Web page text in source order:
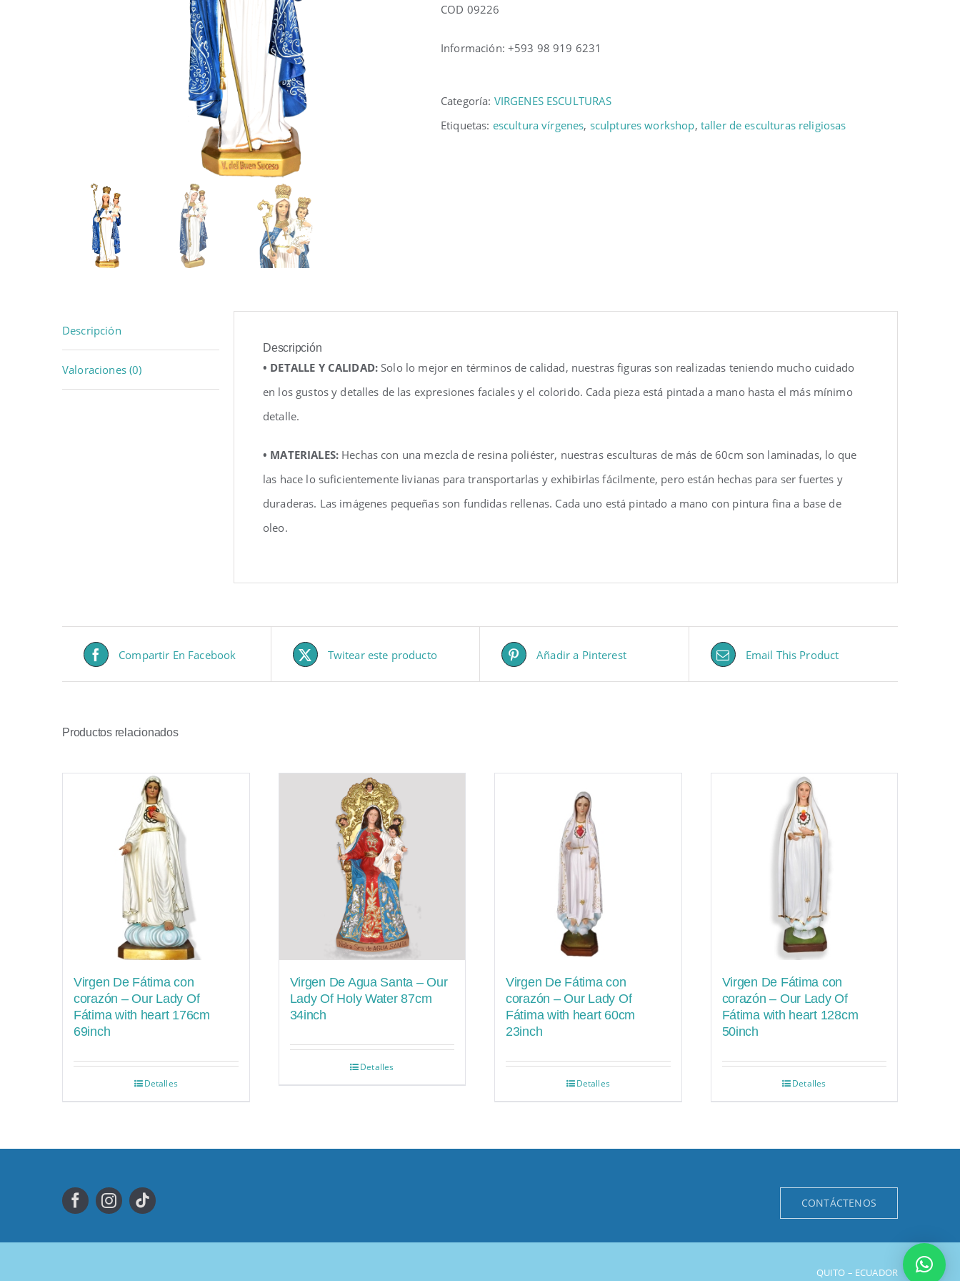
COD 09226
Información: +593 98 919 6231
Categoría: VIRGENES ESCULTURAS
Etiquetas: escultura vírgenes, sculptures workshop, taller de esculturas religiosas
Descripción
Valoraciones (0)
Descripción
• DETALLE Y CALIDAD: Solo lo mejor en términos de calidad, nuestras figuras son realizadas teniendo mucho cuidado
en los gustos y detalles de las expresiones faciales y el colorido. Cada pieza está pintada a mano hasta el más mínimo
detalle.
• MATERIALES:Hechas con una mezcla de resina poliéster, nuestras esculturas de más de 60cm son laminadas, lo que
las hace lo suficientemente livianas para transportarlas y exhibirlas fácilmente, pero están hechas para ser fuertes y
duraderas. Las imágenes pequeñas son fundidas rellenas. Cada uno está pintado a mano con pintura fina a base de
oleo.
Compartir En Facebook Twitear este producto Añadir a Pinterest Email This Product
Productos relacionados
Virgen De Fátima con
corazón – Our Lady Of
Fátima with heart 176cm
69inch
Detalles
Virgen De Agua Santa – Our
Lady Of Holy Water 87cm
34inch
Detalles
Virgen De Fátima con
corazón – Our Lady Of
Fátima with heart 60cm
23inch
Detalles
Virgen De Fátima con
corazón – Our Lady Of
Fátima with heart 128cm
50inch
Detalles
CONTÁCTENOS
QUITO – ECUADOR